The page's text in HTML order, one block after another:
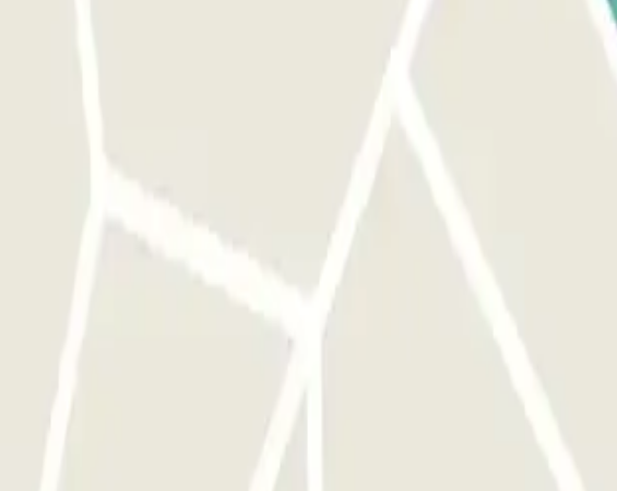
avisar de tu llegada al parking. A TU LLEGADA: Accede al parking. Aparca en
en la siguiente lanzadera. La lanzadera te dejará en la puerta de Salidas de la
; + 39 0815543858 para que la lanzadera venga a recogerte. La lanzadera te